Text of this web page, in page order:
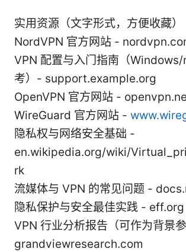
实用资源（文字形式，方便收藏）
NordVPN 官方网站 -
VPN 配置与入门指南（Windows/
考）- support.example.org
OpenVPN 官方网站 -
WireGuard 官方网站 -
隐私权与网络安全基础 -
en.wikipedia.org/wiki/
rk
流媒体与 VPN 的常见问题 -
隐私保护与安全最佳实践 - eff.org
VPN 行业分析报告（可作为背景
grandviewresearch.com